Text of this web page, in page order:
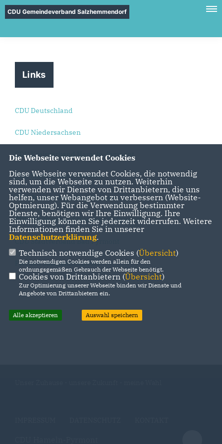
CDU Gemeindeverband Salzhemmendorf
Links
CDU Deutschland
CDU Niedersachsen
CDU Kreisverband Hameln-Pyrmont
CDU Stadtverband Hameln
CDU Stadtverband Bad Münder
CDU Stadtverband Hessisch Oldendorf
CDU Stadtverband Bad Pyrmont
Flecken Salzhemmendorf
Die Webseite verwendet Cookies
Diese Webseite verwendet Cookies, die notwendig
sind, um die Webseite zu nutzen. Weiterhin
verwenden wir Dienste von Drittanbietern, die uns
helfen, unser Webangebot zu verbessern (Website-
Optmierung). Für die Verwendung bestimmter
Dienste, benötigen wir Ihre Einwilligung. Ihre
Einwilligung können Sie jederzeit widerrufen. Weitere
Informationen finden Sie in unserer
Datenschutzerklärung.
Technisch notwendige Cookies (Übersicht)
Die notwendigen Cookies werden allein für den
ordnungsgemäßen Gebrauch der Webseite benötigt.
Cookies von Drittanbietern (Übersicht)
Zur Optimierung unserer Webseite binden wir Dienste und
Angebote von Drittanbietern ein.
Alle akzeptieren Auswahl speichern